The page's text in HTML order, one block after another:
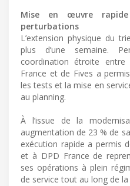
Mise en œuvre
perturbations
L’extension physique du
plus d’une semaine.
coordination étroite
France et de Fives a
les tests et la mise en
au planning.
À l’issue de la
augmentation de 23 % de
exécution rapide a permis
et à DPD France de
ses opérations à plein
de service tout au long de